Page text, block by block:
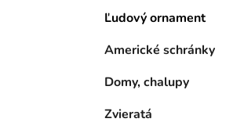
Ľudový ornament
Americké schránky
Domy, chalupy
Zvieratá